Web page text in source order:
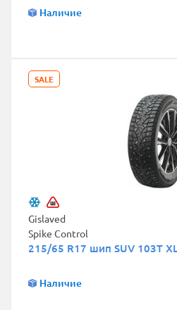
Наличие
SALE
Gislaved
Spike Control
215/65 R17 шип SUV 103T
Наличие